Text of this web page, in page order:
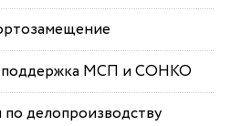
поддержка МСП и СОНКО
делопроизводству